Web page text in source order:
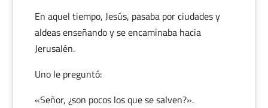
En aquel tiempo, Jesús, pasaba por ciudades y
aldeas enseñando y se encaminaba hacia
Jerusalén.
Uno le preguntó:
«Señor, ¿son pocos los que se salven?».